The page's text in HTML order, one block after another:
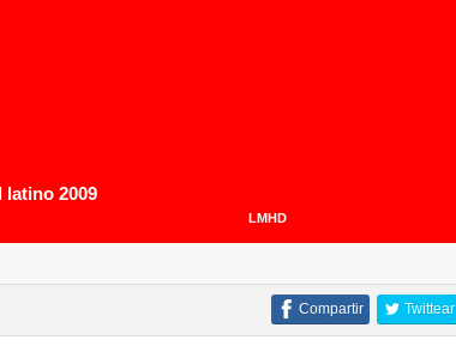
latino 2009
LMHD
Twittear
Compartir